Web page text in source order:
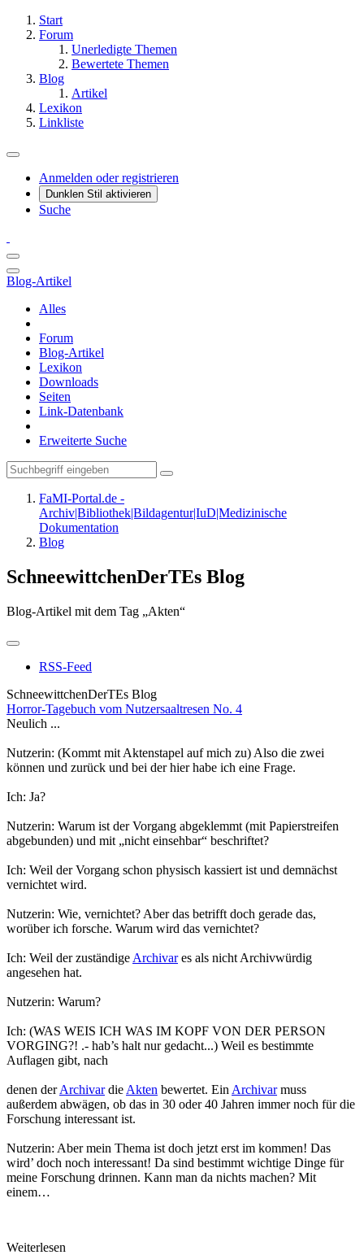
Start
Forum
Unerledigte Themen
Bewertete Themen
Blog
Artikel
Lexikon
Linkliste
Anmelden oder registrieren
Dunklen Stil aktivieren
Suche
Blog-Artikel
Alles
Forum
Blog-Artikel
Lexikon
Downloads
Seiten
Link-Datenbank
Erweiterte Suche
FaMI-Portal.de -
Archiv|Bibliothek|Bildagentur|IuD|Medizinische
Dokumentation
Blog
SchneewittchenDerTEs Blog
Blog-Artikel mit dem Tag „Akten“
RSS-Feed
SchneewittchenDerTEs Blog
Horror-Tagebuch vom Nutzersaaltresen No. 4
Neulich ...
Nutzerin: (Kommt mit Aktenstapel auf mich zu) Also die zwei
können und zurück und bei der hier habe ich eine Frage.
Ich: Ja?
Nutzerin: Warum ist der Vorgang abgeklemmt (mit Papierstreifen
abgebunden) und mit „nicht einsehbar“ beschriftet?
Ich: Weil der Vorgang schon physisch kassiert ist und demnächst
vernichtet wird.
Nutzerin: Wie, vernichtet? Aber das betrifft doch gerade das,
worüber ich forsche. Warum wird das vernichtet?
Ich: Weil der zuständige Archivares als nicht Archivwürdig
angesehen hat.
Nutzerin: Warum?
Ich: (WAS WEIS ICH WAS IM KOPF VON DER PERSON
VORGING?! .- hab’s halt nur gedacht...) Weil es bestimmte
Auflagen gibt, nach
denen derArchivardie Akten bewertet. Ein Archivarmuss
außerdem abwägen, ob das in 30 oder 40 Jahren immer noch für die
Forschung interessant ist.
Nutzerin: Aber mein Thema ist doch jetzt erst im kommen! Das
wird’ doch noch interessant! Da sind bestimmt wichtige Dinge für
meine Forschung drinnen. Kann man da nichts machen? Mit
einem…
Weiterlesen